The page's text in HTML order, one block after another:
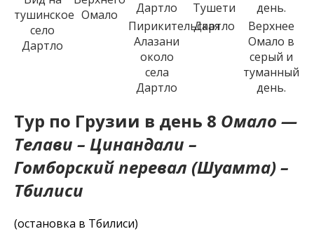
тушинское
село
Дартло
Омало
Пирикительская
Алазани
около
села
Дартло
Дартло
Верхнее
Омало в
серый и
туманный
день.
Тур по Грузии в день 8 Омало —
Телави – Цинандали –
Гомборский перевал (Шуамта) –
Тбилиси
(остановка в Тбилиси)